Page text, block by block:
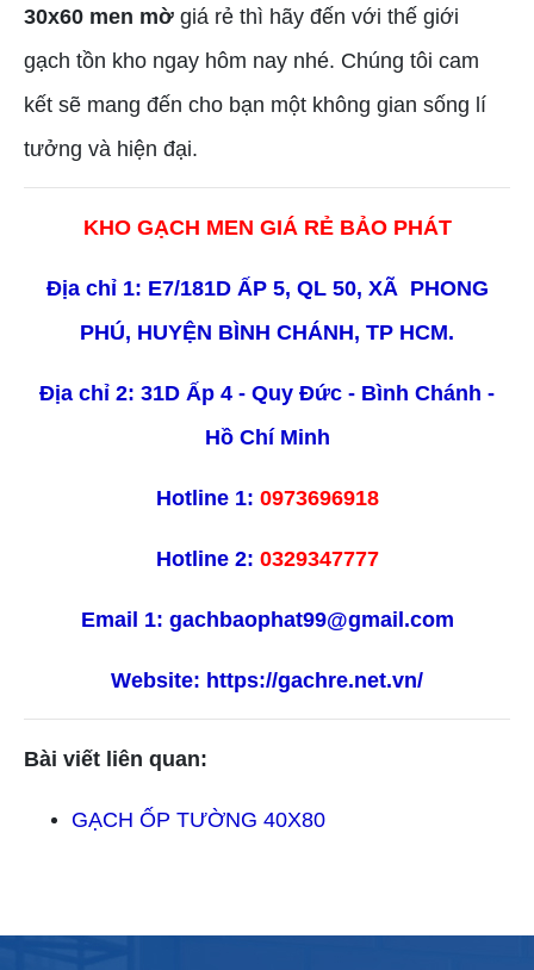
30x60 men mờ giá rẻ thì hãy đến với thế giới
gạch tồn kho ngay hôm nay nhé. Chúng tôi cam
kết sẽ mang đến cho bạn một không gian sống lí
tưởng và hiện đại.
KHO GẠCH MEN GIÁ RẺ BẢO PHÁT
Địa chỉ 1: E7/181D ẤP 5, QL 50, XÃ PHONG
PHÚ, HUYỆN BÌNH CHÁNH, TP HCM.
Địa chỉ 2: 31D Ấp 4 - Quy Đức - Bình Chánh -
Hồ Chí Minh
Hotline 1: 0973696918
Hotline 2: 0329347777
Email 1: gachbaophat99@gmail.com
Website: https://gachre.net.vn/
Bài viết liên quan:
GẠCH ỐP TƯỜNG 40X80